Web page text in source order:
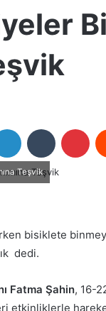
Teşvik
bisiklete
dedi.
Fatma Şahin, 16-
etkinliklerle